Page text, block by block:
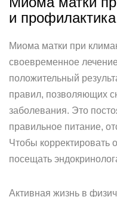
и профилактика
Миома матки при
своевременное
положительный
правил, позволяющих
заболевания. Это
правильное питание,
Чтобы
посещать
Активная жизнь в